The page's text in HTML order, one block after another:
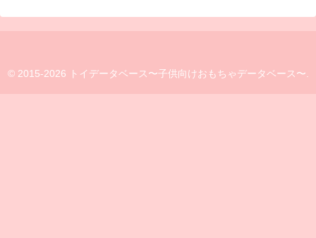
© 2015-2026 トイデータベース〜子供向けおもちゃデータベース〜.